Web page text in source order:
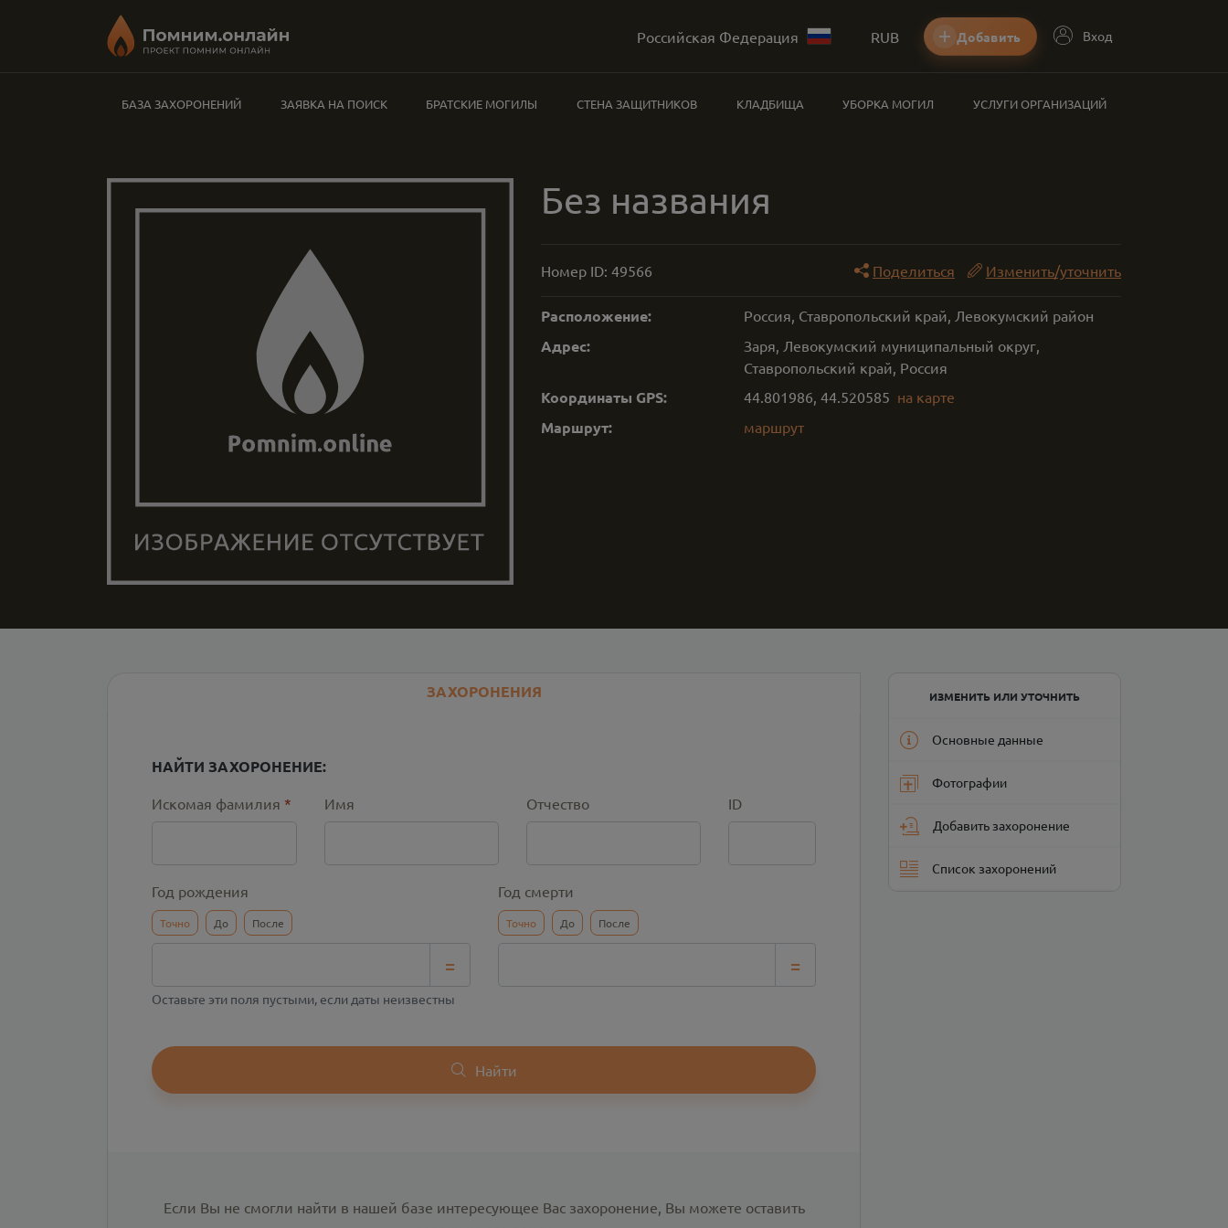
Российская Федерация RUB Добавить Вход
БАЗА ЗАХОРОНЕНИЙ ЗАЯВКА НА ПОИСК БРАТСКИЕ МОГИЛЫ СТЕНА ЗАЩИТНИКОВ КЛАДБИЩА УБОРКА МОГИЛ УСЛУГИ ОРГАНИЗАЦИЙ
Без названия
Номер ID: 49566 Поделиться Изменить/уточнить
Расположение: Россия, Ставропольский край, Левокумский район
Адрес:
Заря, Левокумский муниципальный округ,
Ставропольский край, Россия
Координаты GPS: 44.801986, 44.520585 на карте
Маршрут: маршрут
ЗАХОРОНЕНИЯ
НАЙТИ ЗАХОРОНЕНИЕ:
Искомая фамилия * Имя Отчество ID
Год рождения
Точно До После
=
Год смерти
Точно До После
=
Оставьте эти поля пустыми, если даты неизвестны
Найти
Если Вы не смогли найти в нашей базе интересующее Вас захоронение, Вы можете оставить
ИЗМЕНИТЬ ИЛИ УТОЧНИТЬ
Основные данные
Фотографии
Добавить захоронение
Список захоронений